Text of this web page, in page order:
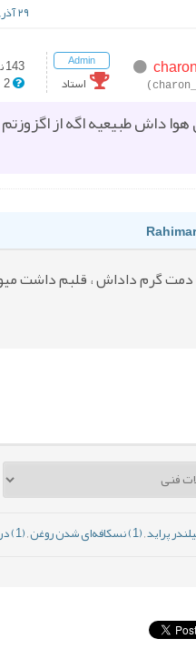
۲۹ آذر, ۱۴۰۴ ۲۳:۰۷
Admin
استاد
143 نوشته‌ها
2
داش طبیعیه اگه از
دمت گرم داداش ، قلبم داشت
,(1) نسکافه‌ای شدن روغن ,(1) درب روغن خودرو